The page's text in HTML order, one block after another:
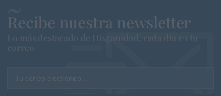
Recibe nuestra newsletter
Lo más destacado de Hispanidad, cada dia en tu
correo
Tu correo electrónico...